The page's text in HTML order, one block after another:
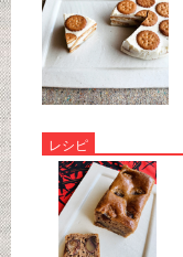
レシピ